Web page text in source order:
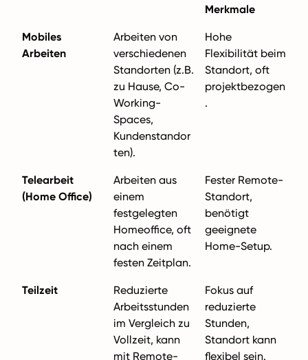
Merkmale
Mobiles
Arbeiten
Arbeiten von
verschiedenen
Standorten (z.B.
zu Hause, Co-
Working-
Spaces,
Kundenstandor
ten).
Hohe
Flexibilität beim
Standort, oft
projektbezogen
.
Telearbeit
(Home Office)
Arbeiten aus
einem
festgelegten
Homeoffice, oft
nach einem
festen Zeitplan.
Fester Remote-
Standort,
benötigt
geeignete
Home-Setup.
Teilzeit
Reduzierte
Arbeitsstunden
im Vergleich zu
Vollzeit, kann
mit Remote-
Fokus auf
reduzierte
Stunden,
Standort kann
flexibel sein.